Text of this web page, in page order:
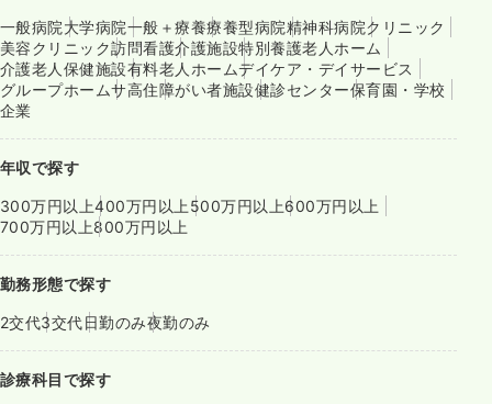
一般病院大学病院一般＋療養療養型病院精神科病院クリニック
美容クリニック訪問看護介護施設特別養護老人ホーム
介護老人保健施設有料老人ホームデイケア・デイサービス
グループホームサ高住障がい者施設健診センター保育園・学校
企業
年収で探す
300万円以上400万円以上500万円以上600万円以上
700万円以上800万円以上
勤務形態で探す
2交代3交代日勤のみ夜勤のみ
診療科目で探す